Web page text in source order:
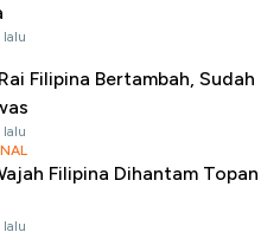
lalu
Filipina Bertambah, Sudah
lalu
Filipina Dihantam Topan
lalu